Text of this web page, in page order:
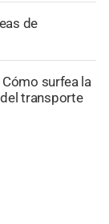
de
Cómo surfea la
transporte